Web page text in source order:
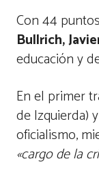
Con 44
Bullrich,
educación y
En el primer
de Izquierda)
oficialismo,
«cargo de la